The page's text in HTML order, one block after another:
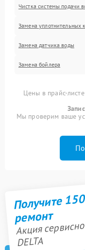
Чистка системы подачи
Замена уплотнительных
Замена датчика воды
Замена бойлера
Цены в прайс-
Мы проверим ваше
Получите
ремонт
Акция
DELTA